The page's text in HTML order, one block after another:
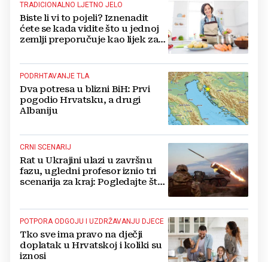
TRADICIONALNO LJETNO JELO
Biste li vi to pojeli? Iznenadit
ćete se kada vidite što u jednoj
zemlji preporučuje kao lijek za
PODRHTAVANJE TLA
Dva potresa u blizni BiH: Prvi
pogodio Hrvatsku, a drugi
Albaniju
CRNI SCENARIJ
Rat u Ukrajini ulazi u završnu
fazu, ugledni profesor iznio tri
scenarija za kraj: Pogledajte što
POTPORA ODGOJU I UZDRŽAVANJU DJECE
Tko sve ima pravo na dječji
doplatak u Hrvatskoj i koliki su
iznosi